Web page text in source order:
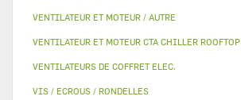
VENTILATEUR ET MOTEUR / AUTRE
VENTILATEUR ET MOTEUR CTA CHILLER ROOFTOP
VENTILATEURS DE COFFRET ELEC.
VIS / ECROUS / RONDELLES